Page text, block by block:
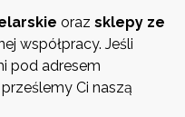
oraz sklepy ze
współpracy. Jeśli
pod adresem
Ci naszą